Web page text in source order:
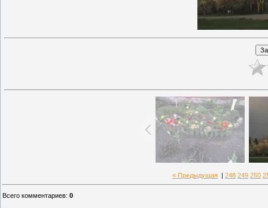
« Предыдущая 248 249 250
Всего комментариев: 0